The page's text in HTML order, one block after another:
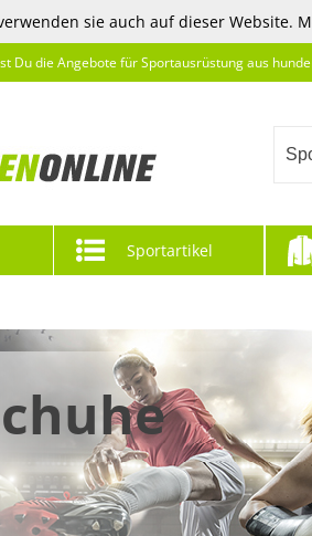
sie auch auf dieser Website.
Du die Angebote für Sportausrüstung aus
Sportartikel